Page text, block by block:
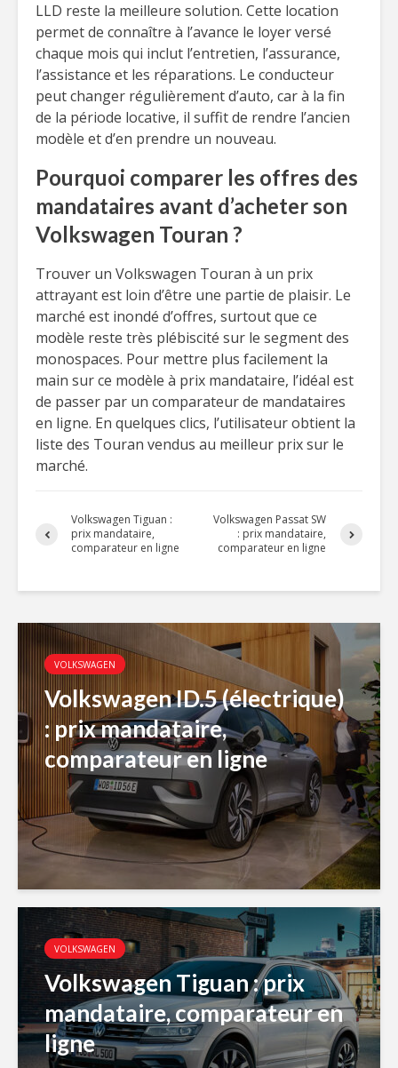
LLD reste la meilleure solution. Cette location
permet de connaître à l’avance le loyer versé
chaque mois qui inclut l’entretien, l’assurance,
l’assistance et les réparations. Le conducteur
peut changer régulièrement d’auto, car à la fin
de la période locative, il suffit de rendre l’ancien
modèle et d’en prendre un nouveau.
Pourquoi comparer les offres des
mandataires avant d’acheter son
Volkswagen Touran ?
Trouver un Volkswagen Touran à un prix
attrayant est loin d’être une partie de plaisir. Le
marché est inondé d’offres, surtout que ce
modèle reste très plébiscité sur le segment des
monospaces. Pour mettre plus facilement la
main sur ce modèle à prix mandataire, l’idéal est
de passer par un comparateur de mandataires
en ligne. En quelques clics, l’utilisateur obtient la
liste des Touran vendus au meilleur prix sur le
marché.
Volkswagen Tiguan :
prix mandataire,
comparateur en ligne
Volkswagen Passat SW
: prix mandataire,
comparateur en ligne
VOLKSWAGEN
Volkswagen ID.5 (électrique)
: prix mandataire,
comparateur en ligne
VOLKSWAGEN
Volkswagen Tiguan : prix
mandataire, comparateur en
ligne